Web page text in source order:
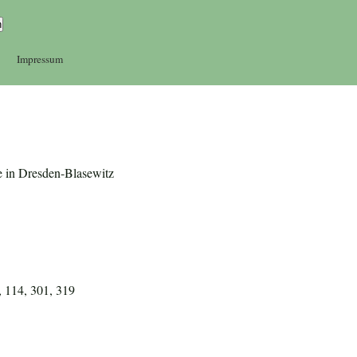
Impressum
in Dresden-Blasewitz
114, 301, 319